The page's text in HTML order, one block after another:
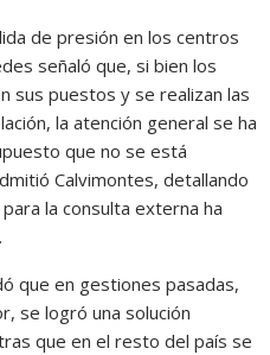
de presión en los centros
señaló que, si bien los
sus puestos y se realizan las
la atención general se ha
que no se está
Calvimontes, detallando
la consulta externa ha
que en gestiones pasadas,
se logró una solución
que en el resto del país se